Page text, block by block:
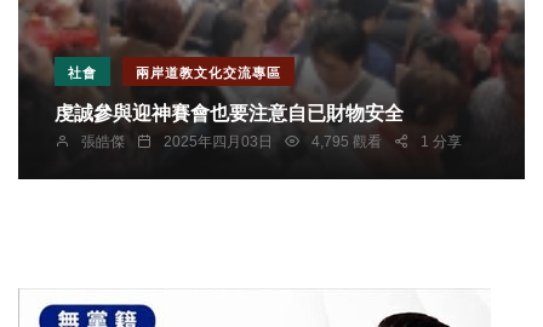
社會 兩岸道教文化交流專區
虔誠參與迎神賽會也要注意自已財物安全
張皓傑 2025年四月03日 4,795 觀看 1 分享